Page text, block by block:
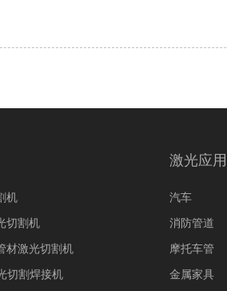
机
切割机
材激光切割机
切割焊接机
激光应用
汽车
消防管道
摩托车管
金属家具